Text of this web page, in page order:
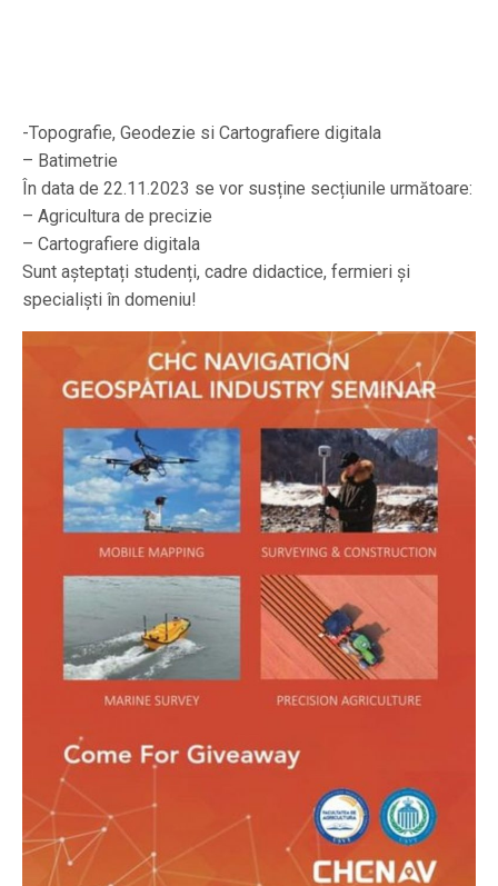
-Topografie, Geodezie si Cartografiere digitala
– Batimetrie
În data de 22.11.2023 se vor susține secțiunile următoare:
– Agricultura de precizie
– Cartografiere digitala
Sunt așteptați studenți, cadre didactice, fermieri și
specialiști în domeniu!